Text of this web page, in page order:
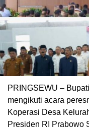
PRINGSEWU –
mengikuti acara
Koperasi Desa
Presiden RI Prabowo